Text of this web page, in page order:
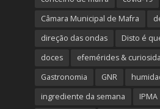
Câmara Municipal de Mafra
direção das ondas
Disto é
doces
efemérides &
Gastronomia
GNR
ingrediente da semana
IPMA